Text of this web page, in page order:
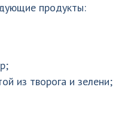
продукты:
из творога и зелени;